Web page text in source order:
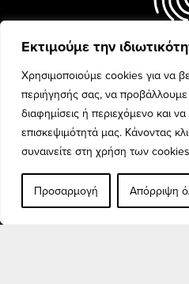
Εκτιμούμε την
Χρησιμοποιούμε cookies για να
περιήγησής σας, να προβάλλουμε
διαφημίσεις ή περιεχόμενο και
επισκεψιμότητά μας. Κάνοντας
συναινείτε στη χρήση των
Προσαρμογή Απόρριψη
Every woman is
beauty is
confidence
Discover the